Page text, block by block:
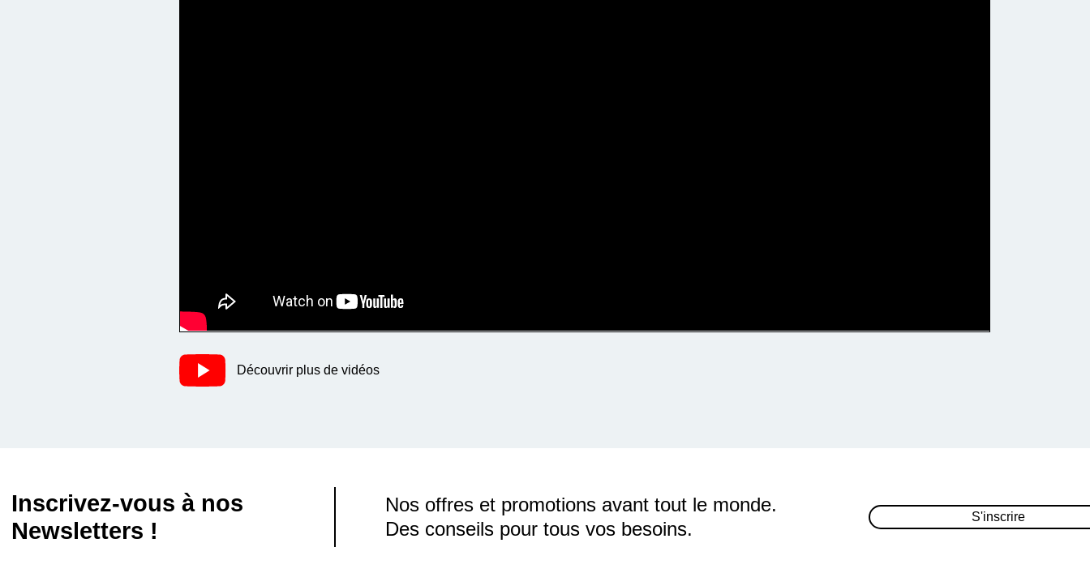
Découvrir plus de vidéos
Inscrivez-vous à nos
Newsletters !
Nos offres et promotions avant tout le monde.
Des conseils pour tous vos besoins.
S'inscrire